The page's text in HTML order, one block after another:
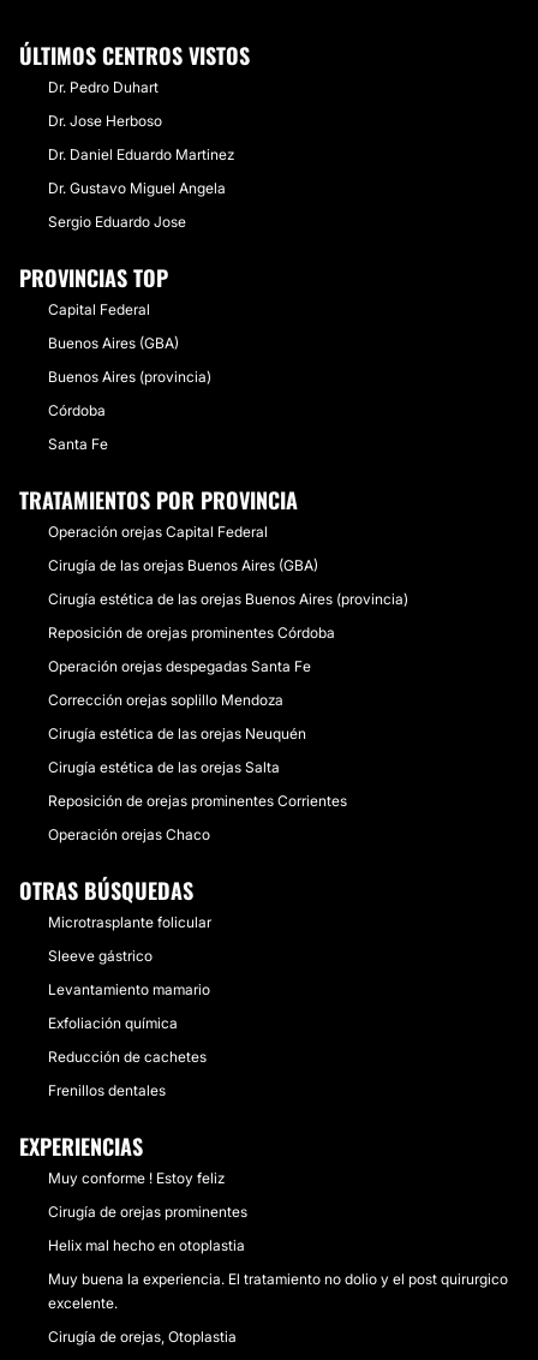
ÚLTIMOS CENTROS VISTOS
Dr. Pedro Duhart
Dr. Jose Herboso
Dr. Daniel Eduardo Martinez
Dr. Gustavo Miguel Angela
Sergio Eduardo Jose
PROVINCIAS TOP
Capital Federal
Buenos Aires (GBA)
Buenos Aires (provincia)
Córdoba
Santa Fe
TRATAMIENTOS POR PROVINCIA
Operación orejas Capital Federal
Cirugía de las orejas Buenos Aires (GBA)
Cirugía estética de las orejas Buenos Aires (provincia)
Reposición de orejas prominentes Córdoba
Operación orejas despegadas Santa Fe
Corrección orejas soplillo Mendoza
Cirugía estética de las orejas Neuquén
Cirugía estética de las orejas Salta
Reposición de orejas prominentes Corrientes
Operación orejas Chaco
OTRAS BÚSQUEDAS
Microtrasplante folicular
Sleeve gástrico
Levantamiento mamario
Exfoliación química
Reducción de cachetes
Frenillos dentales
EXPERIENCIAS
Muy conforme ! Estoy feliz
Cirugía de orejas prominentes
Helix mal hecho en otoplastia
Muy buena la experiencia. El tratamiento no dolio y el post quirurgico
excelente.
Cirugía de orejas, Otoplastia